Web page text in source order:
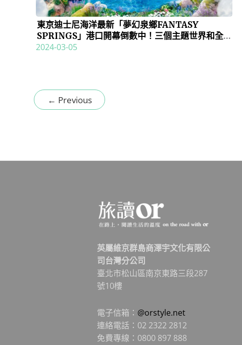
東京迪士尼海洋最新「夢幻泉鄉FANTASY
SPRINGS」港口開幕倒數中！三個主題世界和全新
酒店驚喜登場！
2024-03-05
← Previous
英屬維京群島商澤宇文化有限公
司台灣分公司
臺北市松山區南京東路三段287
號10樓
電子信箱： @orstyle.net
連絡電話：02 2322 2812
免費專線：0800 897 888